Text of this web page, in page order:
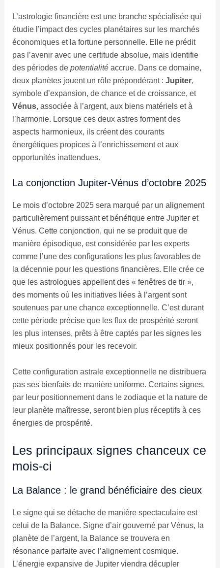
L’astrologie financière est une branche spécialisée qui
étudie l’impact des cycles planétaires sur les marchés
économiques et la fortune personnelle. Elle ne prédit
pas l’avenir avec une certitude absolue, mais identifie
des périodes de potentialitéaccrue. Dans ce domaine,
deux planètes jouent un rôle prépondérant : Jupiter,
symbole d’expansion, de chance et de croissance, et
Vénus, associée à l’argent, aux biens matériels et à
l’harmonie. Lorsque ces deux astres forment des
aspects harmonieux, ils créent des courants
énergétiques propices à l’enrichissement et aux
opportunités inattendues.
La conjonction Jupiter-Vénus d’octobre 2025
Le mois d’octobre 2025 sera marqué par un alignement
particulièrement puissant et bénéfique entre Jupiter et
Vénus. Cette conjonction, qui ne se produit que de
manière épisodique, est considérée par les experts
comme l’une des configurations les plus favorables de
la décennie pour les questions financières. Elle crée ce
que les astrologues appellent des « fenêtres de tir »,
des moments où les initiatives liées à l’argent sont
soutenues par une chance exceptionnelle. C’est durant
cette période précise que les flux de prospérité seront
les plus intenses, prêts à être captés par les signes les
mieux positionnés pour les recevoir.
Cette configuration astrale exceptionnelle ne distribuera
pas ses bienfaits de manière uniforme. Certains signes,
par leur positionnement dans le zodiaque et la nature de
leur planète maîtresse, seront bien plus réceptifs à ces
énergies de prospérité.
Les principaux signes chanceux ce
mois-ci
La Balance : le grand bénéficiaire des cieux
Le signe qui se détache de manière spectaculaire est
celui de la Balance. Signe d’air gouverné par Vénus, la
planète de l’argent, la Balance se trouvera en
résonance parfaite avec l’alignement cosmique.
L’énergie expansive de Jupiter viendra décupler